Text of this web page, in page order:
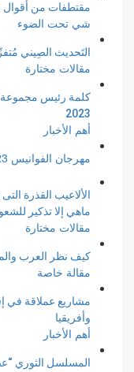
مقتطفات من
شي تحت الضوء
التَحديث الصِيني
مقالات مختارة
كلمة رئيس مجموعة
2023
أهم الأخبار
مهرجان الفوانيس 2023
الألاعيب القذرة
ماهي إلا تذكير
مقالات مختارة
كيف نظر العرب
مقالة خاصة
مشاريع عملاقة في
وأفريقيا
أهم الأخبار
المسلسل الثوري